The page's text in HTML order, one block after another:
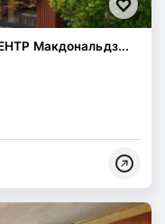
Макдональдз...